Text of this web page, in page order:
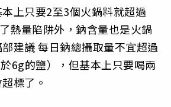
上只要2至3個火鍋料就超過
熱量陷阱外，鈉含量也是火鍋
建議 每日鈉總攝取量不宜超過
6g的鹽），但基本上只要喝兩
標了。